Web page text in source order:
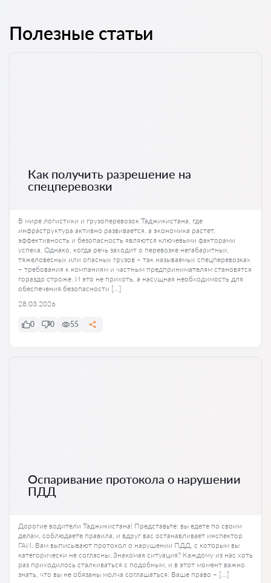
Полезные статьи
Как получить разрешение на
спецперевозки
В мире логистики и грузоперевозок Таджикистана, где
инфраструктура активно развивается, а экономика растет,
эффективность и безопасность являются ключевыми факторами
успеха. Однако, когда речь заходит о перевозке негабаритных,
тяжеловесных или опасных грузов – так называемых спецперевозках
– требования к компаниям и частным предпринимателям становятся
гораздо строже. И это не прихоть, а насущная необходимость для
обеспечения безопасности […]
28.03.2026
0 0 55
Оспаривание протокола о нарушении
ПДД
Дорогие водители Таджикистана! Представьте: вы едете по своим
делам, соблюдаете правила, и вдруг вас останавливает инспектор
ГАИ. Вам выписывают протокол о нарушении ПДД, с которым вы
категорически не согласны. Знакомая ситуация? Каждому из нас хоть
раз приходилось сталкиваться с подобным, и в этот момент важно
знать, что вы не обязаны молча соглашаться. Ваше право – […]